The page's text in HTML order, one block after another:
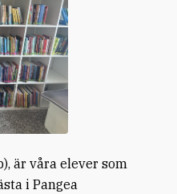
är våra elever som
i Pangea